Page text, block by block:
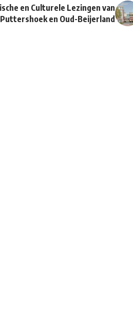
en Culturele Lezingen van
en Oud-Beijerland